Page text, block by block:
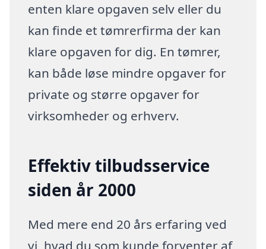
enten klare opgaven selv eller du
kan finde et tømrerfirma der kan
klare opgaven for dig. En tømrer,
kan både løse mindre opgaver for
private og større opgaver for
virksomheder og erhverv.
Effektiv tilbudsservice
siden år 2000
Med mere end 20 års erfaring ved
vi, hvad du som kunde forventer af